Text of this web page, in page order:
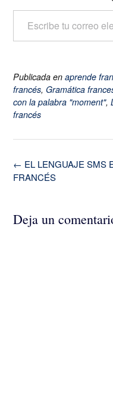
Escribe tu correo electrónico…
Publicada en aprende
francés, Gramática
con la palabra "moment",
francés
Navegación
de
← EL LENGUAJE SMS
FRANCÉS
Deja un